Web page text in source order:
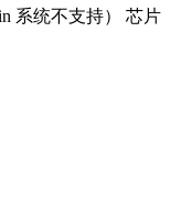
系统不支持） 芯片